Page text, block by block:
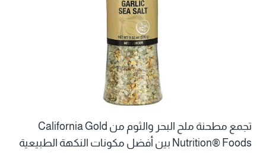
تجمع مطحنة ملح البحر والثوم من California Gold
Nutrition® Foods بين أفضل مكونات النكهة الطبيعية